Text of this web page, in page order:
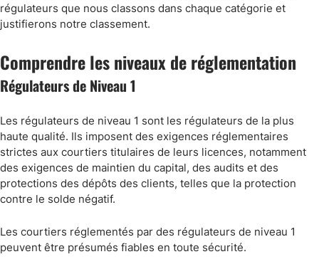
régulateurs que nous classons dans chaque catégorie et
justifierons notre classement.
Comprendre les niveaux de réglementation
Régulateurs de Niveau 1
Les régulateurs de niveau 1 sont les régulateurs de la plus
haute qualité. Ils imposent des exigences réglementaires
strictes aux courtiers titulaires de leurs licences, notamment
des exigences de maintien du capital, des audits et des
protections des dépôts des clients, telles que la protection
contre le solde négatif.
Les courtiers réglementés par des régulateurs de niveau 1
peuvent être présumés fiables en toute sécurité.